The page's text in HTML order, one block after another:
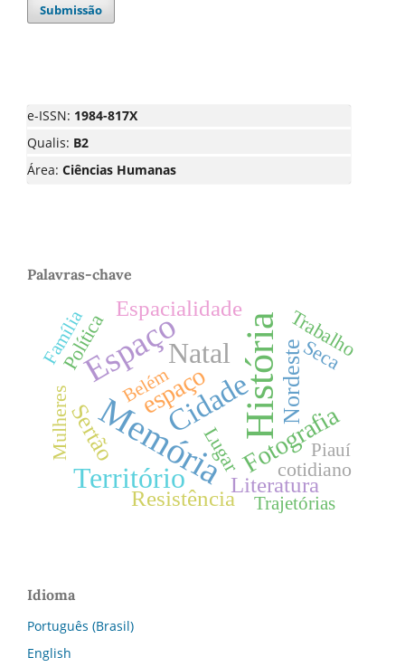
Submissão
e-ISSN: 1984-817X
Qualis: B2
Área: Ciências Humanas
Palavras-chave
História
Memória
Espaço
Cidade
Território
Natal
Fotografia
espaço
Sertão
Nordeste
Resistência
Espacialidade
Literatura
Trabalho
Seca
Política
Lugar cotidiano
Mulheres
Trajetórias
Piauí
Família
Belém
Idioma
Português (Brasil)
English